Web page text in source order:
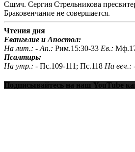
Сщмч. Сергия Стрельникова
Браковенчание не совершается.
Чтения дня
Евангелие и Апостол:
На лит.: - Ап.: Рим.15:30-33 Ев.:
Псалтирь:
На утр.: - Пс.109-111; Пс.118 На веч.:
Подписывайтесь на наш YouTube